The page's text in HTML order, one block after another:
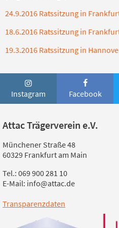
24.9.2016 Ratssitzung in
18.6.2016 Ratssitzung in
19.3.2016 Ratssitzung in
Instagram Facebook
Attac Trägerverein e.V.
Münchener Straße 48
60329 Frankfurt am Main
Tel.: 069 900 281 10
E-Mail: info@attac.de
Transparenzdaten